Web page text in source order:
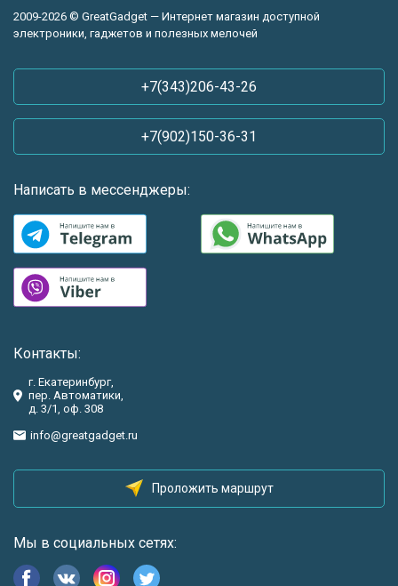
2009-2026 © GreatGadget — Интернет магазин доступной
электроники, гаджетов и полезных мелочей
+7(343)206-43-26
+7(902)150-36-31
Написать в мессенджеры:
Контакты:
г. Екатеринбург,
пер. Автоматики,
д. 3/1, оф. 308
info@greatgadget.ru
Проложить маршрут
Мы в социальных сетях: